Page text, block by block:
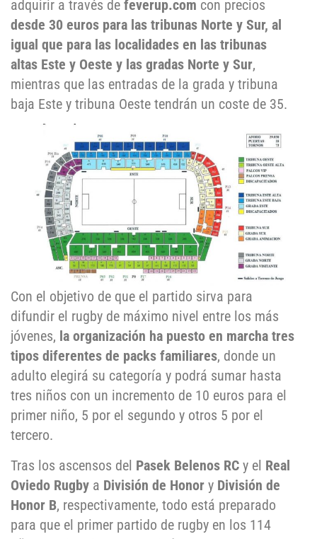
adquirir a través de feverup.com con precios
desde 30 euros para las tribunas Norte y Sur, al
igual que para las localidades en las tribunas
altas Este y Oeste y las gradas Norte y Sur,
mientras que las entradas de la grada y tribuna
baja Este y tribuna Oeste tendrán un coste de 35.
Con el objetivo de que el partido sirva para
difundir el rugby de máximo nivel entre los más
jóvenes, la organización ha puesto en marcha tres
tipos diferentes de packs familiares, donde un
adulto elegirá su categoría y podrá sumar hasta
tres niños con un incremento de 10 euros para el
primer niño, 5 por el segundo y otros 5 por el
tercero.
Tras los ascensos del Pasek Belenos RC y el Real
Oviedo Rugby a División de Honor y División de
Honor B, respectivamente, todo está preparado
para que el primer partido de rugby en los 114